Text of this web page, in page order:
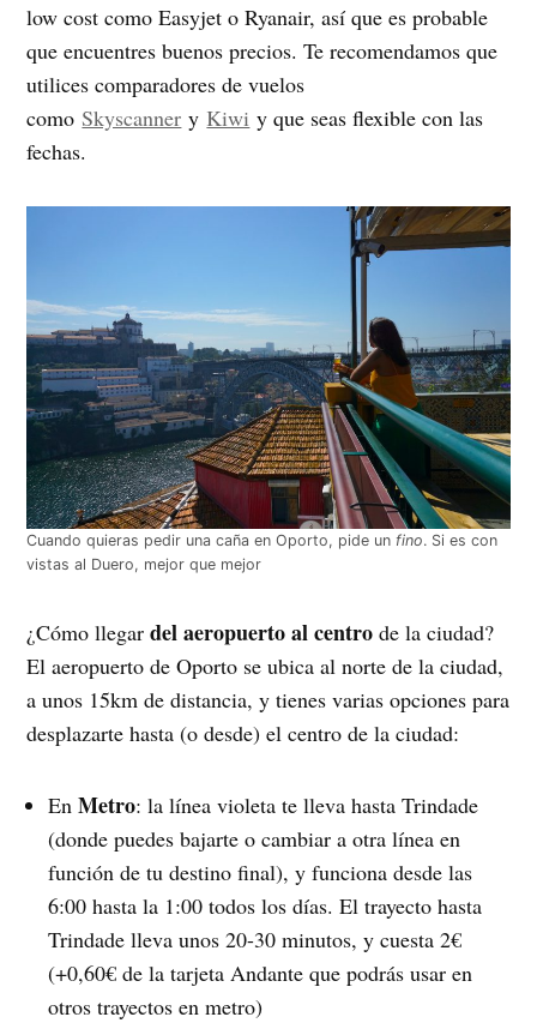
low cost como Easyjet o Ryanair, así que es probable
que encuentres buenos precios. Te recomendamos que
utilices comparadores de vuelos
como Skyscanner y Kiwi y que seas flexible con las
fechas.
Cuando quieras pedir una caña en Oporto, pide unfino. Si es con
vistas al Duero, mejor que mejor
¿Cómo llegardel aeropuerto al centrode la ciudad?
El aeropuerto de Oporto se ubica al norte de la ciudad,
a unos 15km de distancia, y tienes varias opciones para
desplazarte hasta (o desde) el centro de la ciudad:
EnMetro: la línea violeta te lleva hasta Trindade
(donde puedes bajarte o cambiar a otra línea en
función de tu destino final), y funciona desde las
6:00 hasta la 1:00 todos los días. El trayecto hasta
Trindade lleva unos 20-30 minutos, y cuesta 2€
(+0,60€ de la tarjeta Andante que podrás usar en
otros trayectos en metro)